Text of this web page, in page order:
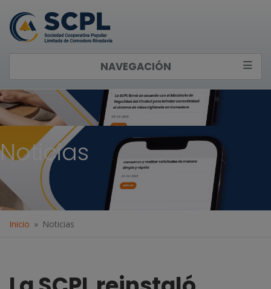
NAVEGACIÓN
Noticias
Inicio Noticias